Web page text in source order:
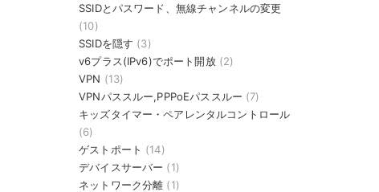
SSIDとパスワード、無線チャンネルの変更
(10)
SSIDを隠す (3)
v6プラス(IPv6)でポート開放(2)
VPN (13)
VPNパススルー,PPPoEパススルー (7)
キッズタイマー・ペアレンタルコントロール
(6)
ゲストポート (14)
デバイスサーバー (1)
ネットワーク分離 (1)